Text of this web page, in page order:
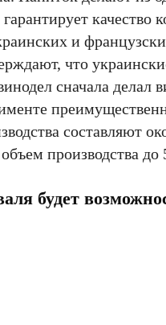
качество
и
что
сначала делал
составляют
производства до
будет